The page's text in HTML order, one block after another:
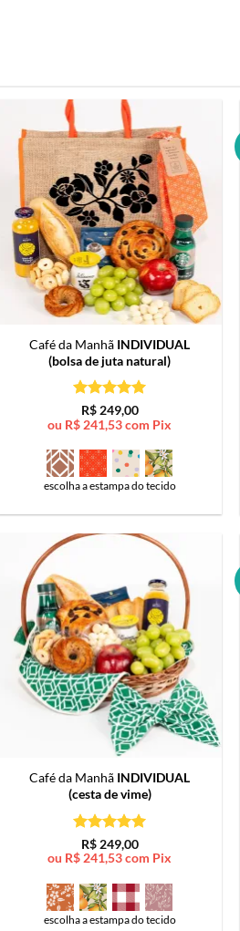
Café da Manhã INDIVIDUAL
(bolsa de juta natural)
Avaliação5
de 5
R$249,00
ou R$ 241,53com Pix
escolha a estampa do tecido
Café da Manhã INDIVIDUAL
(cesta de vime)
Avaliação5
de 5
R$249,00
ou R$ 241,53com Pix
escolha a estampa do tecido